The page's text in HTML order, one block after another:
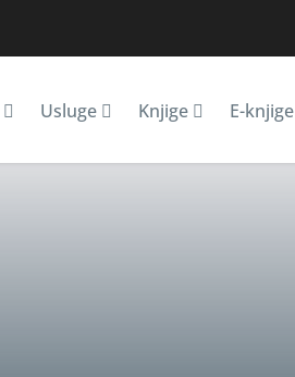
Usluge Knjige E-knjige